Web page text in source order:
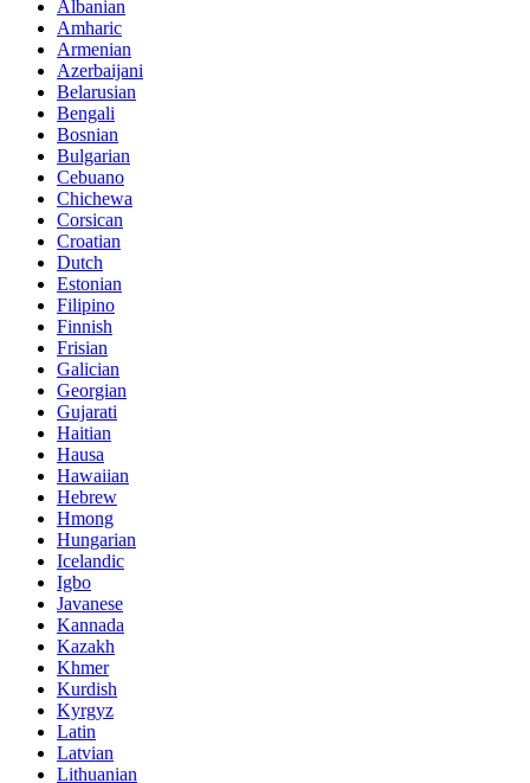
Albanian
Amharic
Armenian
Azerbaijani
Belarusian
Bengali
Bosnian
Bulgarian
Cebuano
Chichewa
Corsican
Croatian
Dutch
Estonian
Filipino
Finnish
Frisian
Galician
Georgian
Gujarati
Haitian
Hausa
Hawaiian
Hebrew
Hmong
Hungarian
Icelandic
Igbo
Javanese
Kannada
Kazakh
Khmer
Kurdish
Kyrgyz
Latin
Latvian
Lithuanian